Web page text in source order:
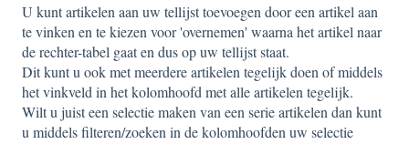
U kunt artikelen aan uw tellijst toevoegen door een artikel aan
te vinken en te kiezen voor 'overnemen' waarna het artikel naar
de rechter-tabel gaat en dus op uw tellijst staat.
Dit kunt u ook met meerdere artikelen tegelijk doen of middels
het vinkveld in het kolomhoofd met alle artikelen tegelijk.
Wilt u juist een selectie maken van een serie artikelen dan kunt
u middels filteren/zoeken in de kolomhoofden uw selectie